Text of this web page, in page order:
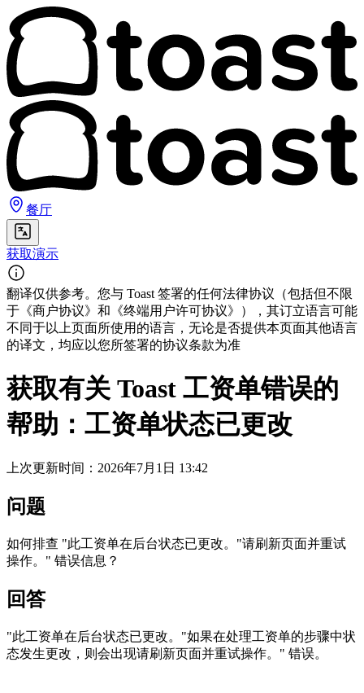
餐厅
获取演示
翻译仅供参考。您与 Toast 签署的任何法律协议（包括但不限
于《商户协议》和《终端用户许可协议》），其订立语言可能
不同于以上页面所使用的语言，无论是否提供本页面其他语言
的译文，均应以您所签署的协议条款为准
获取有关 Toast 工资单错误的
帮助：工资单状态已更改
上次更新时间：2026年7月1日 13:42
问题
如何排查 "此工资单在后台状态已更改。"请刷新页面并重试
操作。" 错误信息？
回答
"此工资单在后台状态已更改。"如果在处理工资单的步骤中状
态发生更改，则会出现请刷新页面并重试操作。" 错误。